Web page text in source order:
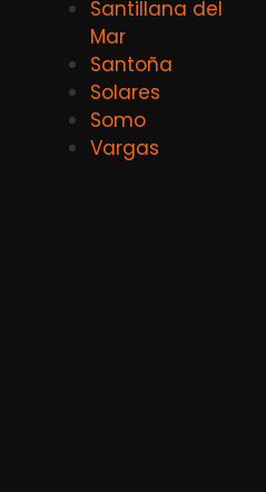
Santillana del
Mar
Santoña
Solares
Somo
Vargas